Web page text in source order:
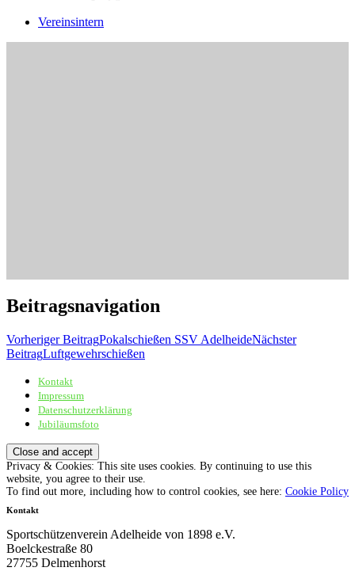
Vereinsintern
Beitragsnavigation
Vorheriger BeitragPokalschießen SSV AdelheideNächster
BeitragLuftgewehrschießen
Sportschützenverein Adelheide von 1898 e.V.
Kontakt
Impressum
Datenschutzerklärung
Jubiläumsfoto
Privacy & Cookies: This site uses cookies. By continuing to use this
website, you agree to their use.
To find out more, including how to control cookies, see here: Cookie Policy
Kontakt
Sportschützenverein Adelheide von 1898 e.V.
Boelckestraße 80
27755 Delmenhorst